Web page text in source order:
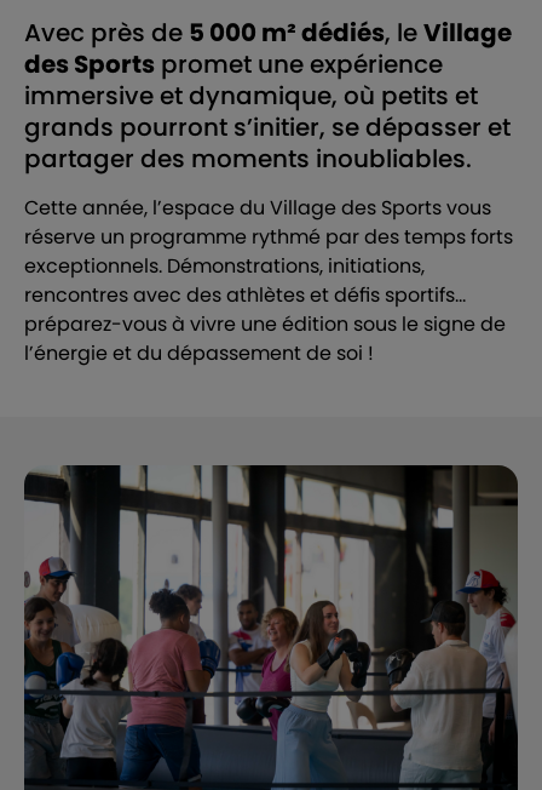
Avec près de 5 000 m² dédiés, leVillage
des Sports promet une expérience
immersive et dynamique, où petits et
grands pourront s’initier, se dépasser et
partager des moments inoubliables.
Cette année, l’espace du Village des Sports vous
réserve un programme rythmé par des temps forts
exceptionnels. Démonstrations, initiations,
rencontres avec des athlètes et défis sportifs…
préparez-vous à vivre une édition sous le signe de
l’énergie et du dépassement de soi !